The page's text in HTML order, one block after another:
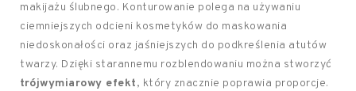
makijażu ślubnego. Konturowanie polega na używaniu
ciemniejszych odcieni kosmetyków do maskowania
niedoskonałości oraz jaśniejszych do podkreślenia atutów
twarzy. Dzięki starannemu rozblendowaniu można stworzyć
trójwymiarowy efekt, który znacznie poprawia proporcje.